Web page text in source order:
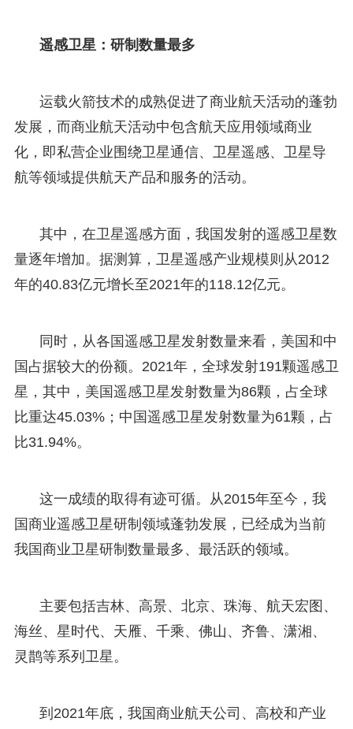
遥感卫星：研制数量最多
运载火箭技术的成熟促进了商业航天活动的蓬勃
发展，而商业航天活动中包含航天应用领域商业
化，即私营企业围绕卫星通信、卫星遥感、卫星导
航等领域提供航天产品和服务的活动。
其中，在卫星遥感方面，我国发射的遥感卫星数
量逐年增加。据测算，卫星遥感产业规模则从2012
年的40.83亿元增长至2021年的118.12亿元。
同时，从各国遥感卫星发射数量来看，美国和中
国占据较大的份额。2021年，全球发射191颗遥感卫
星，其中，美国遥感卫星发射数量为86颗，占全球
比重达45.03%；中国遥感卫星发射数量为61颗，占
比31.94%。
这一成绩的取得有迹可循。从2015年至今，我
国商业遥感卫星研制领域蓬勃发展，已经成为当前
我国商业卫星研制数量最多、最活跃的领域。
主要包括吉林、高景、北京、珠海、航天宏图、
海丝、星时代、天雁、千乘、佛山、齐鲁、潇湘、
灵鹊等系列卫星。
到2021年底，我国商业航天公司、高校和产业